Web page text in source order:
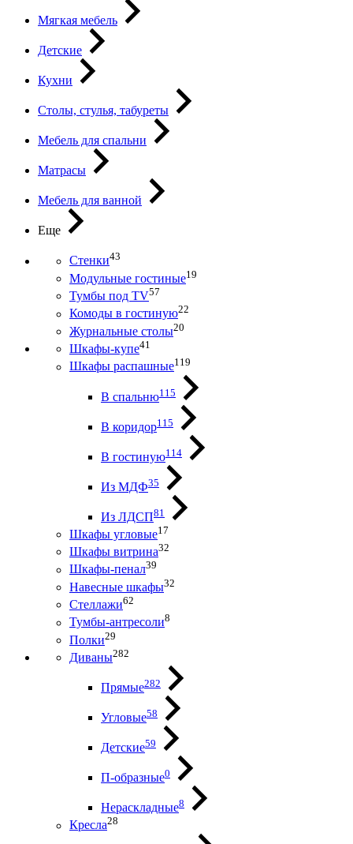
Мягкая мебель
Детские
Кухни
Столы, стулья, табуреты
Мебель для спальни
Матрасы
Мебель для ванной
Еще
Стенки43
Модульные гостиные19
Тумбы под ТV57
Комоды в гостиную22
Журнальные столы20
Шкафы-купе41
Шкафы распашные119
В спальню115
В коридор115
В гостиную114
Из МДФ35
Из ЛДСП81
Шкафы угловые17
Шкафы витрина32
Шкафы-пенал39
Навесные шкафы32
Стеллажи62
Тумбы-антресоли8
Полки29
Диваны282
Прямые282
Угловые58
Детские59
П-образные0
Нераскладные8
Кресла28